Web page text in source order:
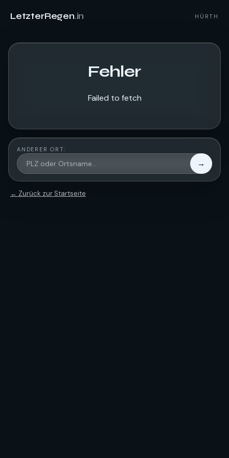
LetzterRegen.in HÜRTH
Fehler
Failed to fetch
ANDERER ORT:
→
← Zurück zur Startseite